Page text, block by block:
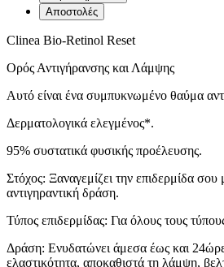
Αποστολές
Clinea Bio-Retinol Reset
Ορός Αντιγήρανσης και Λάμψης
Αυτό είναι ένα συμπυκνωμένο θαύμα
Δερματολογικά ελεγμένος*.
95% συστατικά φυσικής προέλευσης.
Στόχος: Ξαναγεμίζει την επιδερμίδα
αντιγηραντική δράση.
Τύπος επιδερμίδας: Για όλους τους
Δράση: Ενυδατώνει άμεσα έως και
ελαστικότητα, αποκαθιστά τη λάμψη,